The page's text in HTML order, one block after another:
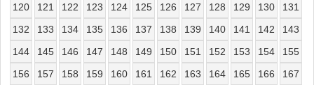
120
121 122 123 124 125 126 127 128 129 130
131
132
133 134 135 136 137 138 139 140 141 142
143
144
145 146 147 148 149 150 151 152 153 154
155
156
157 158 159 160 161 162 163 164 165 166
167